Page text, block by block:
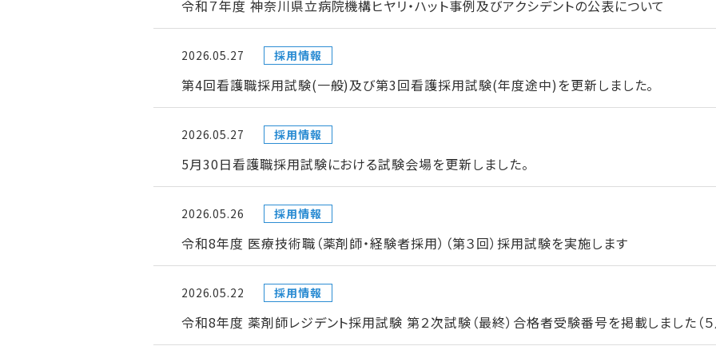
令和７年度 神奈川県立病院機構ヒヤリ・ハット事例及びアクシデントの公表について
2026.05.27 採用情報
第4回看護職採用試験(一般)及び第3回看護採用試験(年度途中)を更新しました。
2026.05.27 採用情報
5月30日看護職採用試験における試験会場を更新しました。
2026.05.26 採用情報
令和8年度 医療技術職（薬剤師・経験者採用）（第３回）採用試験を実施します
2026.05.22 採用情報
令和8年度 薬剤師レジデント採用試験 第２次試験（最終）合格者受験番号を掲載しました（